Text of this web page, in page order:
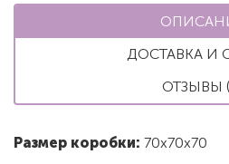
ДОСТАВКА И
ОТЗЫВЫ
Размер коробки: 70х70х70